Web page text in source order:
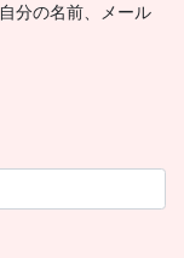
分の名前、メール